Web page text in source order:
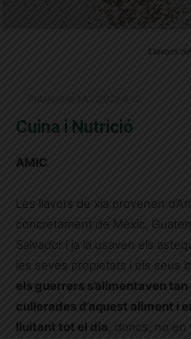
Llavors
Cuina i Nutrició
AMIC
Les llavors de xia provenen
concretament de Mèxic,
Salvador i ja la usaven els
les seves propietats i els seus
els guerrers s’alimentaven
cullerades d’aquest aliment i
lluitant tot el dia , doncs, no